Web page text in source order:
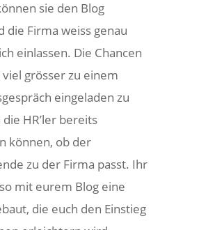
sie den Blog
die Firma weiss genau
einlassen. Die Chancen
viel grösser zu einem
eingeladen zu
HR’ler bereits
können, ob der
zu der Firma passt. Ihr
mit eurem Blog eine
die euch den Einstieg